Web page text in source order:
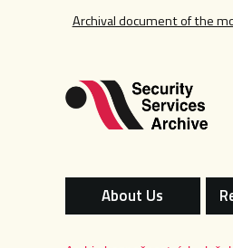
Archival document of the
About Us